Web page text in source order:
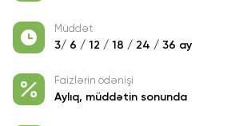
Müddət
3/ 6 / 12 / 18 / 24 / 36 ay
Faizlərin ödənişi
Aylıq, müddətin sonunda